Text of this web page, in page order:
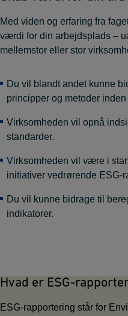
Med viden og erfaring fra
værdi for din arbejdsplads –
mellemstor eller stor
Du vil blandt andet kunne
principper og metoder
Virksomheden vil opnå
standarder.
Virksomheden vil være i
initiativer vedrørende ESG-
Du vil kunne bidrage til
indikatorer.
Hvad er ESG-
ESG-rapportering står for